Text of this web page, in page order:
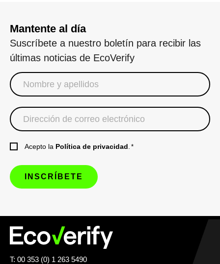
Mantente al día
Suscríbete a nuestro boletín para recibir las
últimas noticias de EcoVerify
Acepto la Política de privacidad. *
T: 00 353 (0) 1 263 5490